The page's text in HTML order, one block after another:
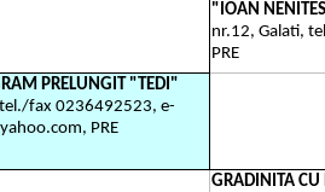
"IOAN
nr.12, Galati,
PRE
PRELUNGIT "TEDI"
fax 0236492523, e-
PRE
GRADINITA CU